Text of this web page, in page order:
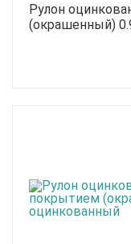
Рулон
(окрашенный)